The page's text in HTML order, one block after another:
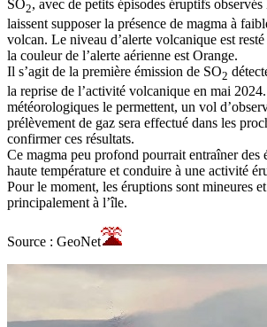
SO2, avec de petits épisodes éruptifs
laissent supposer la présence de magma à
volcan. Le niveau d’alerte volcanique est
la couleur de l’alerte aérienne est Orange.
Il s’agit de la première émission de SO2
la reprise de l’activité volcanique en mai
météorologiques le permettent, un vol
prélèvement de gaz sera effectué dans les
confirmer ces résultats.
Ce magma peu profond pourrait entraîner des
haute température et conduire à une activité
Pour le moment, les éruptions sont mineures
principalement à l’île.
Source : GeoNet